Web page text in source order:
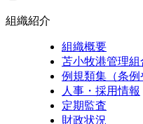
組織紹介
組織概要
苫小牧港管理組
例規類集（条例
人事・採用情報
定期監査
財政状況